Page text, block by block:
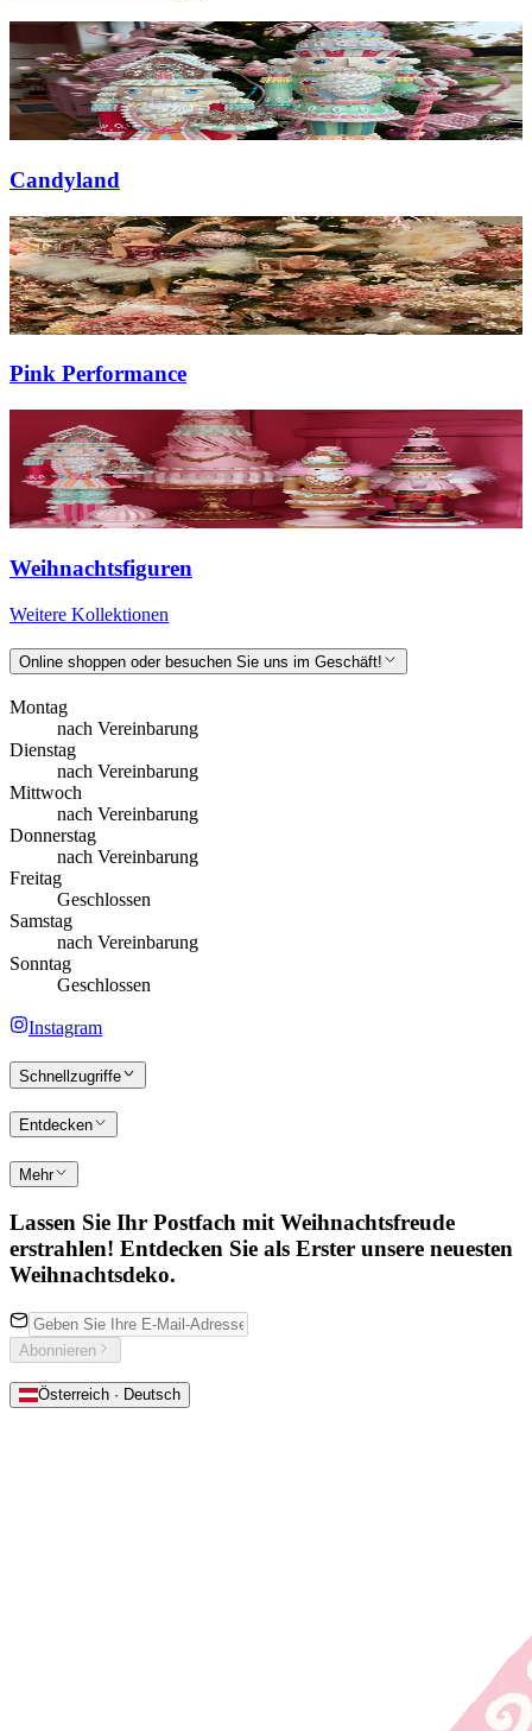
Candyland
Pink Performance
Weihnachtsfiguren
Weitere Kollektionen
Online shoppen oder besuchen Sie uns im Geschäft!
Montag
nach Vereinbarung
Dienstag
nach Vereinbarung
Mittwoch
nach Vereinbarung
Donnerstag
nach Vereinbarung
Freitag
Geschlossen
Samstag
nach Vereinbarung
Sonntag
Geschlossen
Instagram
Schnellzugriffe
Entdecken
Mehr
Lassen Sie Ihr Postfach mit Weihnachtsfreude
erstrahlen! Entdecken Sie als Erster unsere neuesten
Weihnachtsdeko.
Abonnieren
Österreich · Deutsch